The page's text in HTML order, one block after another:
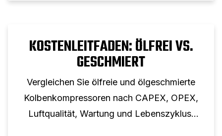
KOSTENLEITFADEN: ÖLFREI VS.
GESCHMIERT
Vergleichen Sie ölfreie und ölgeschmierte
Kolbenkompressoren nach CAPEX, OPEX,
Luftqualität, Wartung und Lebenszyklus,